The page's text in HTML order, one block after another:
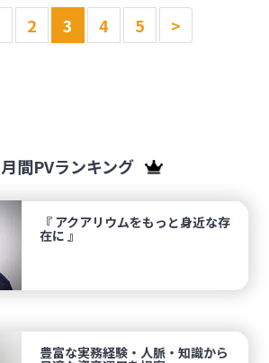
2 3 4 5 >
月間PVランキング
『 アクアリウムをもっと身近な存
在に 』
豊富な実務経験・人脈・知識から